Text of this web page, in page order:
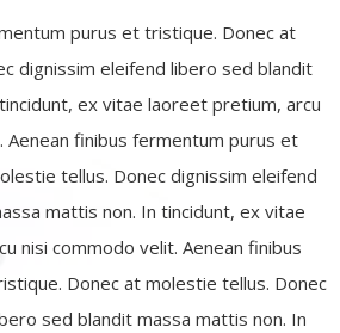
purus et tristique. Donec at
dignissim eleifend libero sed blandit
ex vitae laoreet pretium, arcu
Aenean finibus fermentum purus et
tellus. Donec dignissim eleifend
mattis non. In tincidunt, ex vitae
nisi commodo velit. Aenean finibus
Donec at molestie tellus. Donec
sed blandit massa mattis non. In